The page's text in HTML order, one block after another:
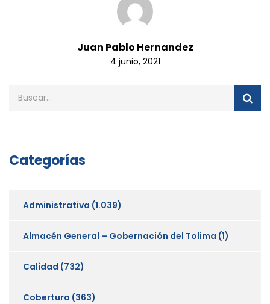
Juan Pablo Hernandez
4 junio, 2021
Categorías
Administrativa (1.039)
Almacén General – Gobernación del Tolima (1)
Calidad (732)
Cobertura (363)